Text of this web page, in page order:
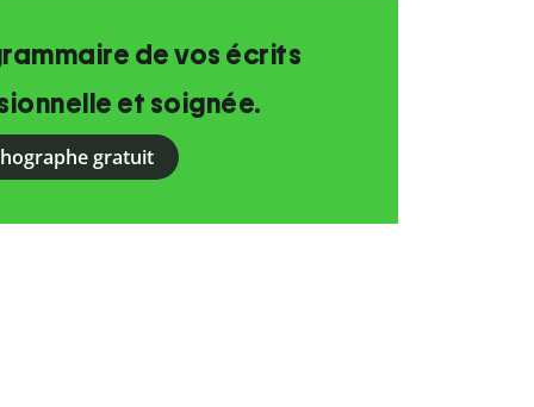
de vos écrits
et soignée.
gratuit